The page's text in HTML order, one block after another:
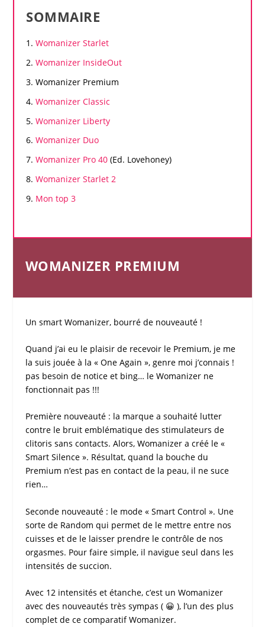
SOMMAIRE
Womanizer Starlet
Womanizer InsideOut
Womanizer Premium
Womanizer Classic
Womanizer Liberty
Womanizer Duo
Womanizer Pro 40 (Ed. Lovehoney)
Womanizer Starlet 2
Mon top 3
WOMANIZER PREMIUM
Un smart Womanizer, bourré de nouveauté !
Quand j’ai eu le plaisir de recevoir le Premium, je me
la suis jouée à la « One Again », genre moi j’connais !
pas besoin de notice et bing… le Womanizerne
fonctionnait pas !!!
Première nouveauté : la marque a souhaité lutter
contre le bruit emblématique des stimulateurs de
clitoris sans contacts. Alors, Womanizera créé le «
Smart Silence ». Résultat, quand la bouche du
Premium n’est pas en contact de la peau, il ne suce
rien…
Seconde nouveauté : le mode « Smart Control ». Une
sorte de Random qui permet de le mettre entre nos
cuisses et de le laisser prendre le contrôle de nos
orgasmes. Pour faire simple, il navigue seul dans les
intensités de succion.
Avec 12 intensités et étanche, c’est un Womanizer
avec des nouveautés très sympas ( 😀 ), l’un des plus
complet de ce comparatif Womanizer.